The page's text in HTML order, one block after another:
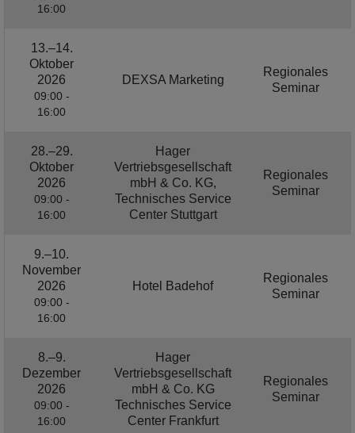
16:00
13.–14.
Oktober
2026
09:00 -
16:00
DEXSA Marketing
Regionales
Seminar
28.–29.
Oktober
2026
09:00 -
16:00
Hager
Vertriebsgesellschaft
mbH & Co. KG,
Technisches Service
Center Stuttgart
Regionales
Seminar
9.–10.
November
2026
09:00 -
16:00
Hotel Badehof
Regionales
Seminar
8.–9.
Dezember
2026
09:00 -
16:00
Hager
Vertriebsgesellschaft
mbH & Co. KG
Technisches Service
Center Frankfurt
Regionales
Seminar